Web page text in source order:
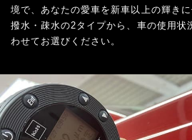
境で、あなたの愛車を新車以上の輝きに
撥水・疎水の2タイプから、車の使用状
わせてお選びください。